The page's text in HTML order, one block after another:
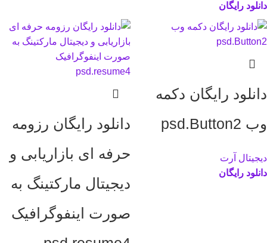
دانلود رایگان
دانلود رایگان دکمه
وب psd.Button2
دیجیتال آرت
دانلود رایگان
دانلود رایگان رزومه
حرفه ای بازاریابی و
دیجیتال مارکتینگ به
صورت اینفوگرافیک